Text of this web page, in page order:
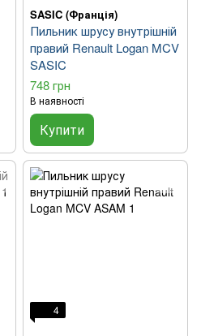
SASIC (Франція)
Пильник шрусу внутрішній
правий Renault Logan MCV
SASIC
748 грн
В наявності
Купити
4